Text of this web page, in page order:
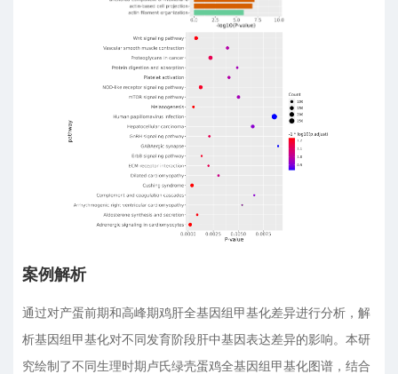
案例解析
通过对产蛋前期和高峰期鸡肝全基因组甲基化差异进行分析，解
析基因组甲基化对不同发育阶段肝中基因表达差异的影响。本研
究绘制了不同生理时期卢氏绿壳蛋鸡全基因组甲基化图谱，结合